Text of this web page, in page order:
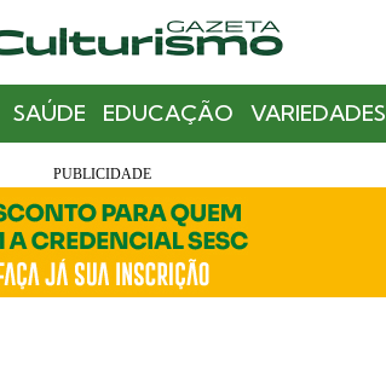
SAÚDE EDUCAÇÃO VARIEDADES